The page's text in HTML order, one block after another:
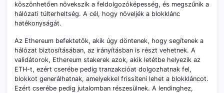
köszönhetően növekszik a feldolgozóképesség, és megszűnik a
hálózati túlterheltség. A cél, hogy növeljék a blokklánc
hatékonyságát.
Az Ethereum befektetők, akik úgy döntenek, hogy segítenek a
hálózat biztosításában, az irányításban is részt vehetnek. A
validátorok, Ethereum stakerek azok, akik letétbe helyezik az
ETH-t, ezért cserébe pedig tranzakcióat dolgozhatnak fel,
blokkot generálhatnak, amelyekkel frissíteni lehet a blokkláncot.
Ezért cserébe pedig jutalomban részesülnek. A lendinghez,